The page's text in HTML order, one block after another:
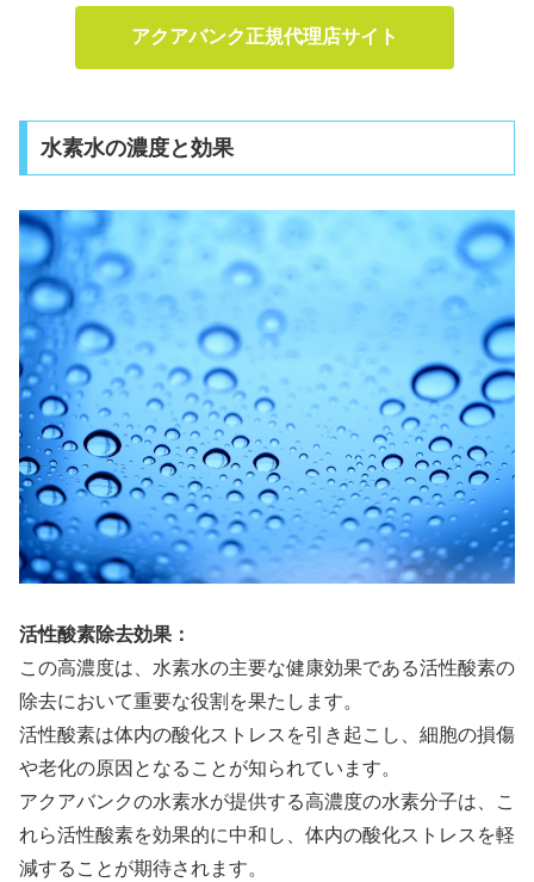
アクアバンク正規代理店サイト
水素水の濃度と効果
活性酸素除去効果：
この高濃度は、水素水の主要な健康効果である活性酸素の
除去において重要な役割を果たします。
活性酸素は体内の酸化ストレスを引き起こし、細胞の損傷
や老化の原因となることが知られています。
アクアバンクの水素水が提供する高濃度の水素分子は、こ
れら活性酸素を効果的に中和し、体内の酸化ストレスを軽
減することが期待されます。